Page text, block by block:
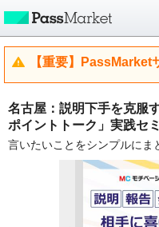
【重要】PassMarket
名古屋：説明下手を克服
ポイントトーク」実践セ
言いたいことをシンプルにま